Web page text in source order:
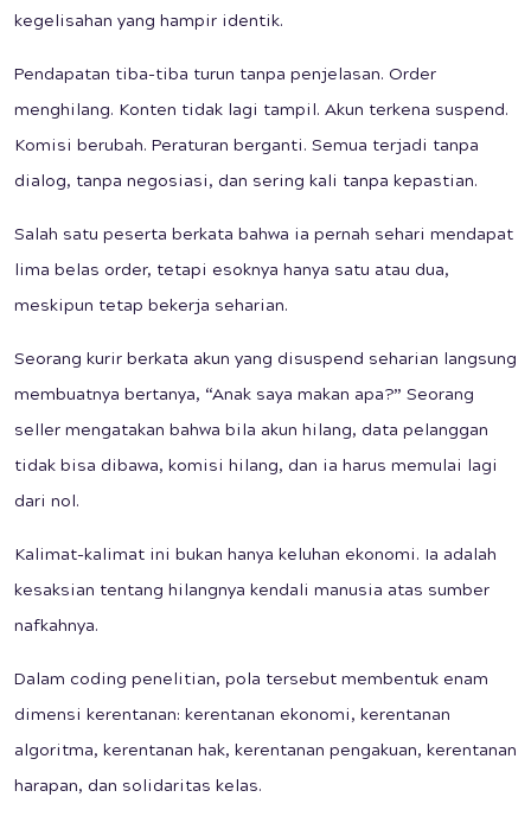
kegelisahan yang hampir identik.
Pendapatan tiba-tiba turun tanpa penjelasan. Order
menghilang. Konten tidak lagi tampil. Akun terkena suspend.
Komisi berubah. Peraturan berganti. Semua terjadi tanpa
dialog, tanpa negosiasi, dan sering kali tanpa kepastian.
Salah satu peserta berkata bahwa ia pernah sehari mendapat
lima belas order, tetapi esoknya hanya satu atau dua,
meskipun tetap bekerja seharian.
Seorang kurir berkata akun yang disuspend seharian langsung
membuatnya bertanya, “Anak saya makan apa?” Seorang
seller mengatakan bahwa bila akun hilang, data pelanggan
tidak bisa dibawa, komisi hilang, dan ia harus memulai lagi
dari nol.
Kalimat-kalimat ini bukan hanya keluhan ekonomi. Ia adalah
kesaksian tentang hilangnya kendali manusia atas sumber
nafkahnya.
Dalam coding penelitian, pola tersebut membentuk enam
dimensi kerentanan: kerentanan ekonomi, kerentanan
algoritma, kerentanan hak, kerentanan pengakuan, kerentanan
harapan, dan solidaritas kelas.